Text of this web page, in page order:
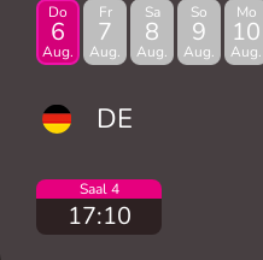
Do
6
Aug.
Fr
7
Aug.
Sa
8
Aug.
So
9
Aug.
Mo
10
Aug.
DE
Saal 4
17:10